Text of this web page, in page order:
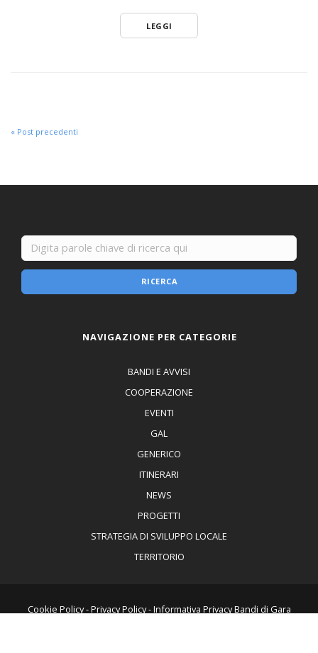
LEGGI
« Post precedenti
RICERCA
NAVIGAZIONE PER CATEGORIE
BANDI E AVVISI
COOPERAZIONE
EVENTI
GAL
GENERICO
ITINERARI
NEWS
PROGETTI
STRATEGIA DI SVILUPPO LOCALE
TERRITORIO
Cookie Policy-Privacy Policy-Informativa Privacy Bandi di Gara